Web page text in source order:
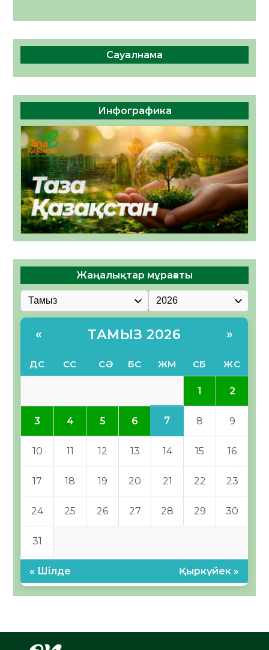
Сауалнама
Инфографика
Жаңалықтар мұрағаты
« ТАМЫЗ 2026 »
ДС СС СӘ БС ЖМ СБ ЖС
1 2
3 4 5 6 7 8 9
10 11 12 13 14 15 16
17 18 19 20 21 22 23
24 25 26 27 28 29 30
31
« Шілде Қыркүйек »